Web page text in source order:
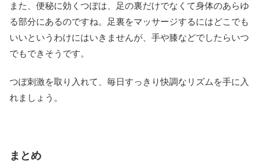
また、便秘に効くつぼは、足の裏だけでなくて身体のあらゆ
る部分にあるのですね。足裏をマッサージするにはどこでも
いいというわけにはいきませんが、手や膝などでしたらいつ
でもできそうです。
つぼ刺激を取り入れて、毎日すっきり快調なリズムを手に入
れましょう。
まとめ